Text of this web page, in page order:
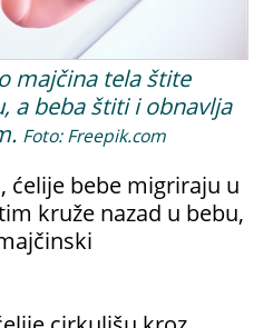
majčina tela štite
a beba štiti i obnavlja
Foto: Freepik.com
ćelije bebe migriraju u
kruže nazad u bebu,